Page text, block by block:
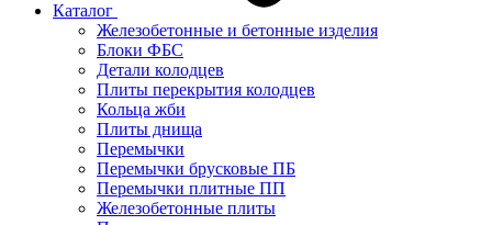
Каталог
Железобетонные и бетонные изделия
Блоки ФБС
Детали колодцев
Плиты перекрытия колодцев
Кольца жби
Плиты днища
Перемычки
Перемычки брусковые ПБ
Перемычки плитные ПП
Железобетонные плиты